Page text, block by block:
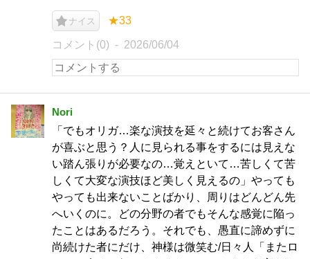
ナイス ★33
コメント(0) 2026/06/04
Nori
「でもオリガ…楽な演技を延々と続けてお客さん
が喜ぶと思う？人に見られる事をするには見えな
い踏ん張りが必要なの…覚えといて…苦しくて苦
しくて大変な演技ほど美しく見えるの」やっても
やっても出来ないことばかり、周りはどんどん先
へいくのに。どの分野の者でもそんな感覚に陥っ
たことはあるだろう。それでも、愚直に諦めずに
尚続けた者にだけ、神様は微笑む/日々人「またロ